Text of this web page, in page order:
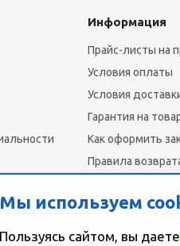
Мы используем
Пользуясь сайтом, вы даете
Информация
Прайс-листы на
Условия оплаты
Условия
Гарантия на
Как оформить
Правила